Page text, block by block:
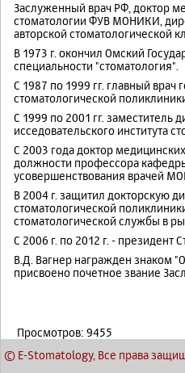
Заслуженный врач РФ, доктор
стоматологии ФУВ МОНИКИ,
авторской стоматологической
В 1973 г. окончил Омский
специальности "стоматология".
С 1987 по 1999 гг. главный врач
стоматологической
С 1999 по 2001 гг. заместитель
исседовательского института
С 2003 года доктор
должности профессора
усовершенствования врачей
В 2004 г. защитил докторскую
стоматологической
стоматологической службы в
С 2006 г. по 2012 г. - президент
В.Д. Вагнер награжден знаком
присвоено почетное звание
Просмотров: 9455
© E-Stomatology, Все права